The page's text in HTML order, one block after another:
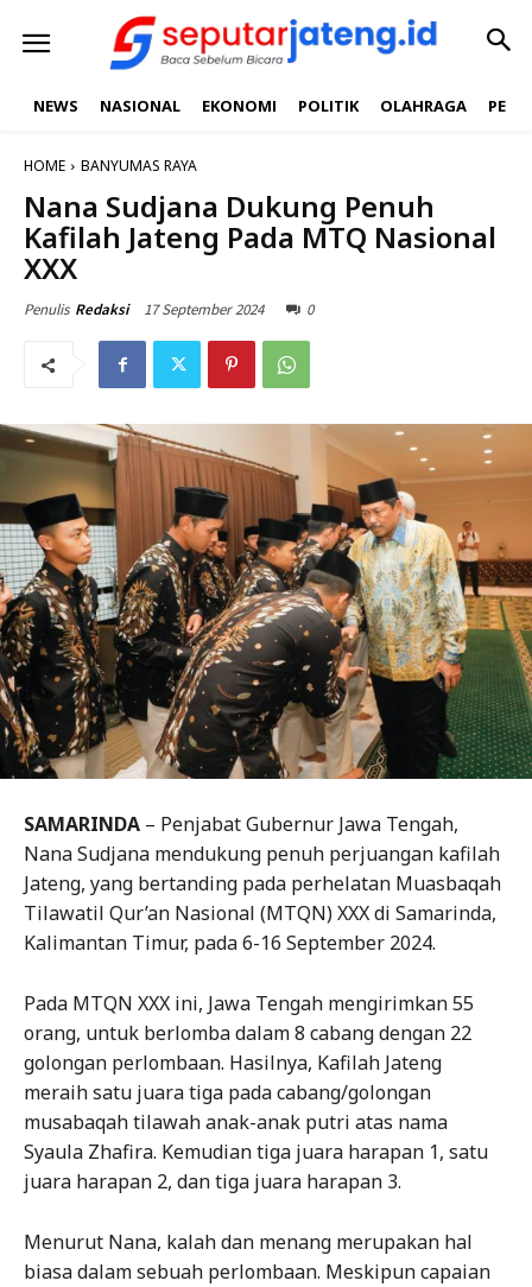
NEWS NASIONAL EKONOMI POLITIK OLAHRAGA
HOME BANYUMAS RAYA
Nana Sudjana Dukung Penuh
Kafilah Jateng Pada MTQ Nasional
XXX
Penulis Redaksi 17 September 2024 0
SAMARINDA – Penjabat Gubernur Jawa Tengah,
Nana Sudjana mendukung penuh perjuangan kafilah
Jateng, yang bertanding pada perhelatan Muasbaqah
Tilawatil Qur’an Nasional (MTQN) XXX di Samarinda,
Kalimantan Timur, pada 6-16 September 2024.
Pada MTQN XXX ini, Jawa Tengah mengirimkan 55
orang, untuk berlomba dalam 8 cabang dengan 22
golongan perlombaan. Hasilnya, Kafilah Jateng
meraih satu juara tiga pada cabang/golongan
musabaqah tilawah anak-anak putri atas nama
Syaula Zhafira. Kemudian tiga juara harapan 1, satu
juara harapan 2, dan tiga juara harapan 3.
Menurut Nana, kalah dan menang merupakan hal
biasa dalam sebuah perlombaan. Meskipun capaian